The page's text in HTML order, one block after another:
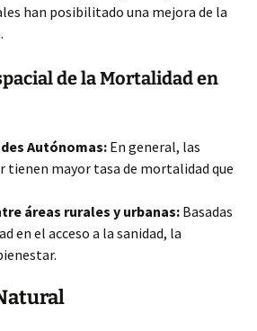
han posibilitado una mejora de la
de la Mortalidad en
Autónomas: En general, las
tienen mayor tasa de mortalidad que
áreas rurales y urbanas: Basadas
en el acceso a la sanidad, la